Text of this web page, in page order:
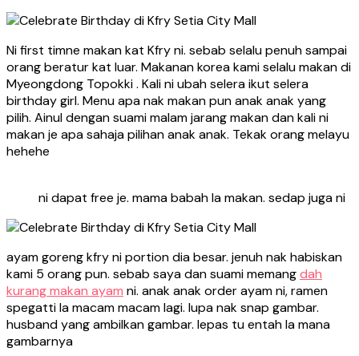
Ni first timne makan kat Kfry ni. sebab selalu penuh sampai
orang beratur kat luar. Makanan korea kami selalu makan di
Myeongdong Topokki . Kali ni ubah selera ikut selera
birthday girl. Menu apa nak makan pun anak anak yang
pilih. Ainul dengan suami malam jarang makan dan kali ni
makan je apa sahaja pilihan anak anak. Tekak orang melayu
hehehe
ni dapat free je. mama babah la makan. sedap juga ni
ayam goreng kfry ni portion dia besar. jenuh nak habiskan
kami 5 orang pun. sebab saya dan suami memangdah
kurang makan ayam ni. anak anak order ayam ni, ramen
spegatti la macam macam lagi. lupa nak snap gambar.
husband yang ambilkan gambar. lepas tu entah la mana
gambarnya